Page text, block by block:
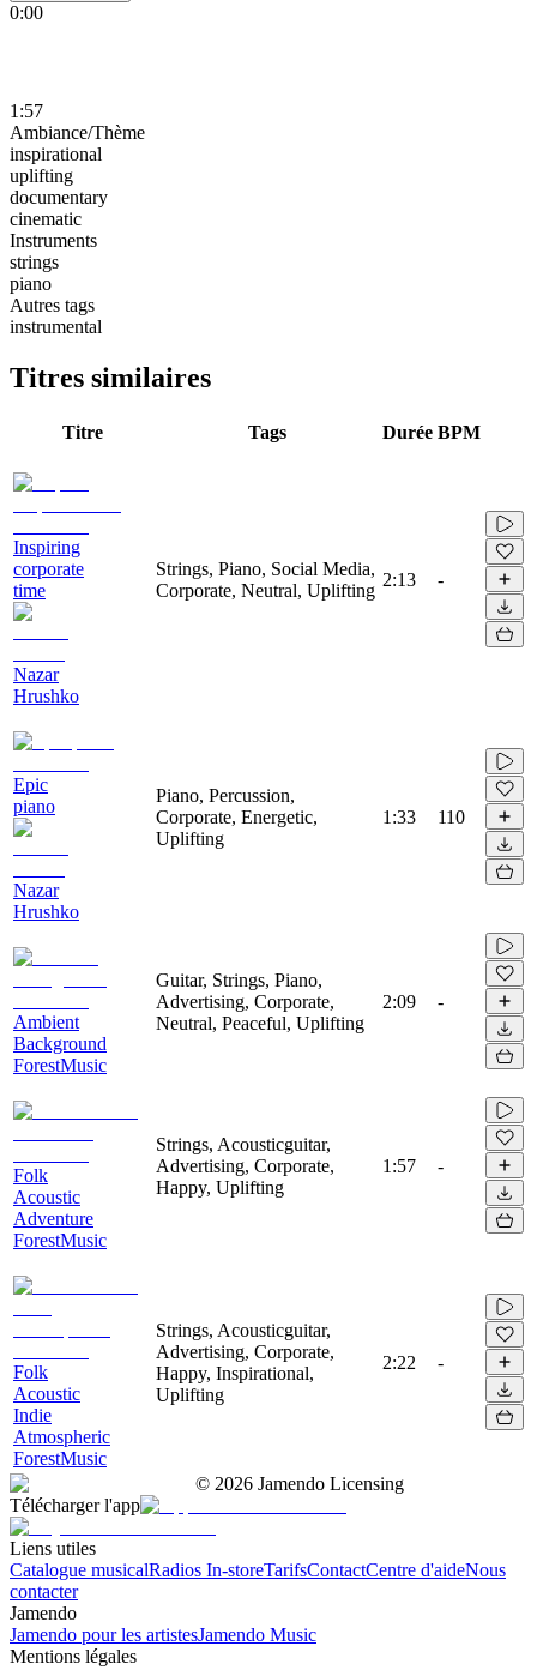
0:00
1:57
Ambiance/Thème
inspirational
uplifting
documentary
cinematic
Instruments
strings
piano
Autres tags
instrumental
Titres similaires
Titre Tags Durée BPM
Inspiring
corporate
time
Nazar
Hrushko
Strings, Piano, Social Media,
Corporate, Neutral, Uplifting
2:13 -
Epic
piano
Nazar
Hrushko
Piano, Percussion,
Corporate, Energetic,
Uplifting
1:33 110
Ambient
Background
ForestMusic
Guitar, Strings, Piano,
Advertising, Corporate,
Neutral, Peaceful, Uplifting
2:09 -
Folk
Acoustic
Adventure
ForestMusic
Strings, Acousticguitar,
Advertising, Corporate,
Happy, Uplifting
1:57 -
Folk
Acoustic
Indie
Atmospheric
ForestMusic
Strings, Acousticguitar,
Advertising, Corporate,
Happy, Inspirational,
Uplifting
2:22 -
© 2026 Jamendo Licensing
Télécharger l'app
Liens utiles
Catalogue musicalRadios In-storeTarifsContactCentre d'aideNous
contacter
Jamendo
Jamendo pour les artistesJamendo Music
Mentions légales